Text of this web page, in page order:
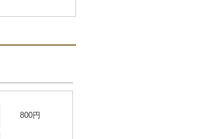
800円